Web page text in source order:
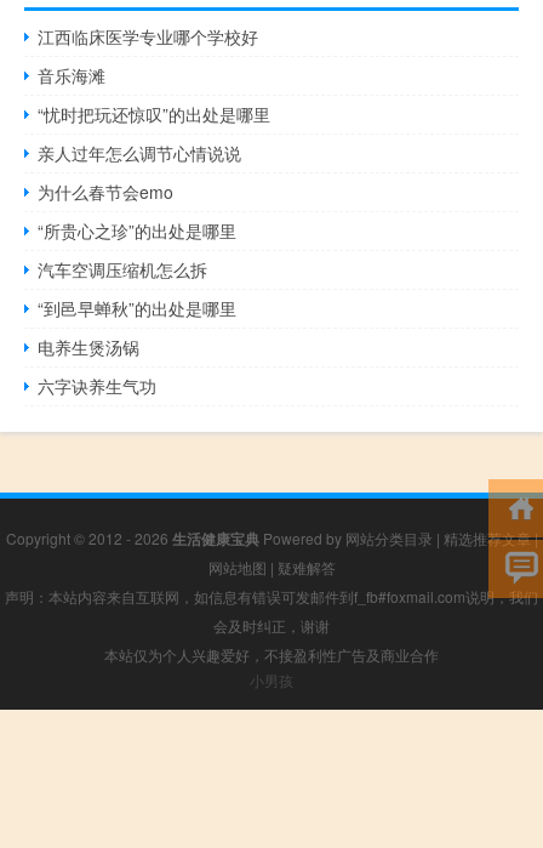
江西临床医学专业哪个学校好
音乐海滩
“忧时把玩还惊叹”的出处是哪里
亲人过年怎么调节心情说说
为什么春节会emo
“所贵心之珍”的出处是哪里
汽车空调压缩机怎么拆
“到邑早蝉秋”的出处是哪里
电养生煲汤锅
六字诀养生气功
Copyright © 2012 - 2026 生活健康宝典Powered by 网站分类目录 | 精选推荐文章|
网站地图 | 疑难解答
声明：本站内容来自互联网，如信息有错误可发邮件到f_fb#foxmail.com说明，我们
会及时纠正，谢谢
本站仅为个人兴趣爱好，不接盈利性广告及商业合作
小男孩